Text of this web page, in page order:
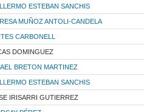
ESTEBAN SANCHIS
MUÑOZ ANTOLI-CANDELA
CARBONELL
DOMINGUEZ
BRETON MARTINEZ
ESTEBAN SANCHIS
IRISARRI GUTIERREZ